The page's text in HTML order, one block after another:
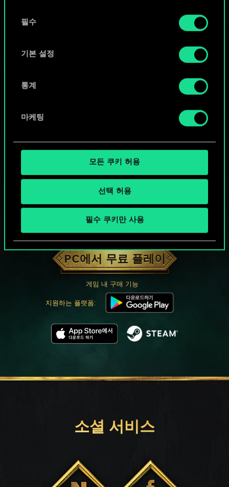
쿠키 사용에 관한 세부 사항이나 관련 설정은 아래의
필수
기본 설정
통계
마케팅
모든 쿠키 허용
선택 허용
필수 쿠키만 사용
궨트 한 판 어떠신가요?
PC에서 무료 플레이
게임 내 구매 기능
지원하는 플랫폼:
소셜 서비스